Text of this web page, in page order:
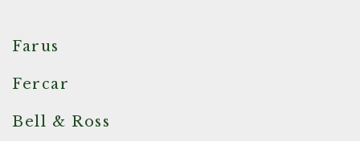
Farus
Fercar
Bell & Ross